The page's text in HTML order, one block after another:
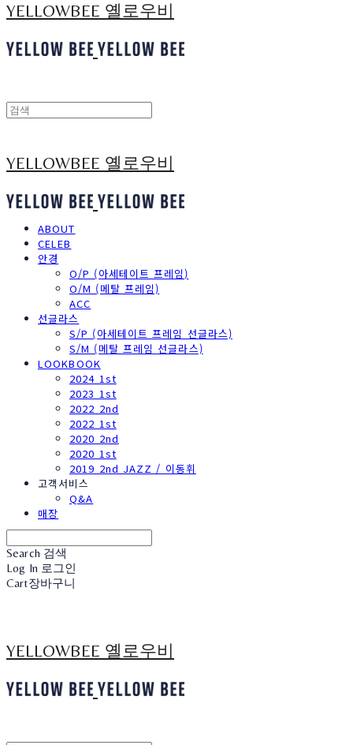
YELLOWBEE 옐로우비
YELLOWBEE 옐로우비
ABOUT
CELEB
안경
O/P (아세테이트 프레임)
O/M (메탈 프레임)
ACC
선글라스
S/P (아세테이트 프레임 선글라스)
S/M (메탈 프레임 선글라스)
LOOKBOOK
2024 1st
2023 1st
2022 2nd
2022 1st
2020 2nd
2020 1st
2019 2nd JAZZ / 이동휘
고객서비스
Q&A
매장
Search 검색
Log In 로그인
Cart장바구니
YELLOWBEE 옐로우비